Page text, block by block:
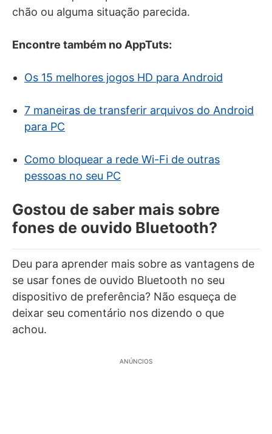
chão ou alguma situação parecida.
Encontre também no AppTuts:
Os 15 melhores jogos HD para Android
7 maneiras de transferir arquivos do Android
para PC
Como bloquear a rede Wi-Fi de outras
pessoas no seu PC
Gostou de saber mais sobre
fones de ouvido Bluetooth?
Deu para aprender mais sobre as vantagens de
se usar fones de ouvido Bluetooth no seu
dispositivo de preferência? Não esqueça de
deixar seu comentário nos dizendo o que
achou.
ANÚNCIOS